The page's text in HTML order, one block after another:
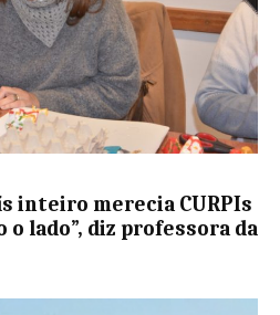
inteiro merecia CURPIs
o lado”, diz professora da